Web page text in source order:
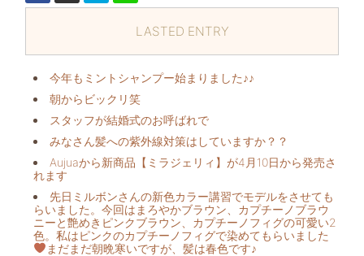
LASTED ENTRY
今年もミントシャンプー始まりました♪♪
朝からビックリ️笑
スタッフが結婚式のお呼ばれで
みなさん髪への紫外線対策はしていますか？？
Aujuaから新商品【ミラジェリィ】が4月10日から発売さ
れます
先日ミルボンさんの新色カラー講習でモデルをさせても
らいました。今回はまろやかブラウン、カプチーノブラウ
ニーと艶めきピンクブラウン、カプチーノフィグの可愛い2
色。私はピンクのカプチーノフィグで染めてもらいました
まだまだ朝晩寒いですが、髪は春色です♪